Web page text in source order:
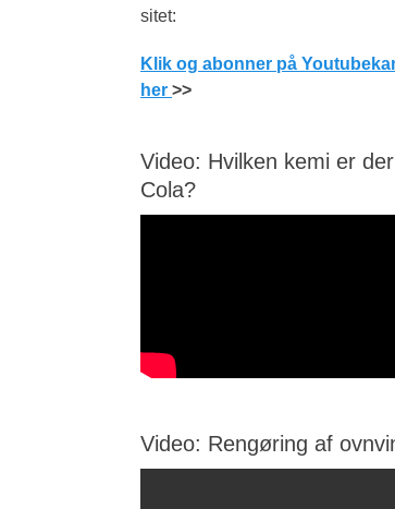
sitet:
Klik og abonner på
her >>
Video: Hvilken kemi er
Cola?
Video: Rengøring af